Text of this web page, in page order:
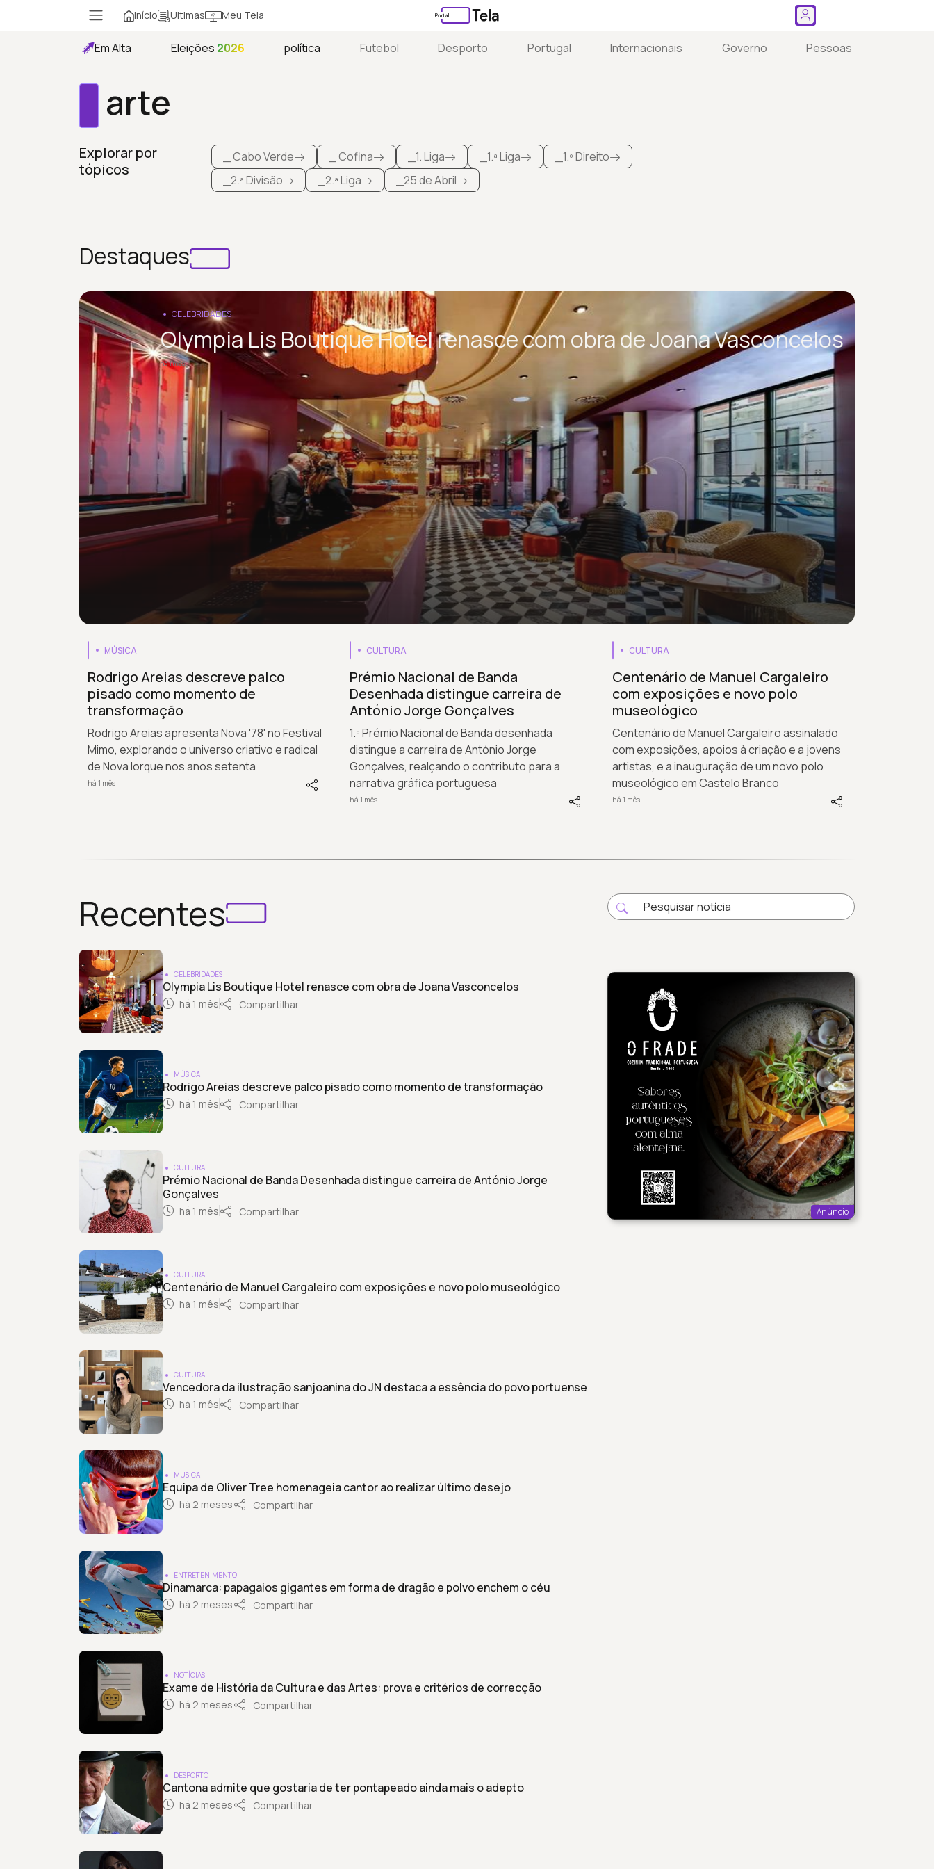
Início Ultimas Meu Tela
Em Alta Eleições 2026 política Futebol Desporto Portugal Internacionais Governo Pessoas
arte
Explorar por
tópicos
_ Cabo Verde _ Cofina _1. Liga _1.ª Liga
_1.º Direito
_2.ª Divisão
_2.ª Liga _25 de Abril
Destaques
CELEBRIDADES
Olympia Lis Boutique Hotel renasce com obra de Joana Vasconcelos
há 1 mês
MÚSICA
Rodrigo Areias descreve palco
pisado como momento de
transformação
Rodrigo Areias apresenta Nova '78' no Festival
Mimo, explorando o universo criativo e radical
de Nova Iorque nos anos setenta
há 1 mês
CULTURA
Prémio Nacional de Banda
Desenhada distingue carreira de
António Jorge Gonçalves
1.º Prémio Nacional de Banda desenhada
distingue a carreira de António Jorge
Gonçalves, realçando o contributo para a
narrativa gráfica portuguesa
há 1 mês
CULTURA
Centenário de Manuel Cargaleiro
com exposições e novo polo
museológico
Centenário de Manuel Cargaleiro assinalado
com exposições, apoios à criação e a jovens
artistas, e a inauguração de um novo polo
museológico em Castelo Branco
há 1 mês
Recentes
Anúncio
CELEBRIDADES
Olympia Lis Boutique Hotel renasce com obra de Joana Vasconcelos
há 1 mês Compartilhar
MÚSICA
Rodrigo Areias descreve palco pisado como momento de transformação
há 1 mês Compartilhar
CULTURA
Prémio Nacional de Banda Desenhada distingue carreira de António Jorge
Gonçalves
há 1 mês Compartilhar
CULTURA
Centenário de Manuel Cargaleiro com exposições e novo polo museológico
há 1 mês Compartilhar
CULTURA
Vencedora da ilustração sanjoanina do JN destaca a essência do povo portuense
há 1 mês Compartilhar
MÚSICA
Equipa de Oliver Tree homenageia cantor ao realizar último desejo
há 2 meses Compartilhar
ENTRETENIMENTO
Dinamarca: papagaios gigantes em forma de dragão e polvo enchem o céu
há 2 meses Compartilhar
NOTÍCIAS
Exame de História da Cultura e das Artes: prova e critérios de correcção
há 2 meses Compartilhar
DESPORTO
Cantona admite que gostaria de ter pontapeado ainda mais o adepto
há 2 meses Compartilhar